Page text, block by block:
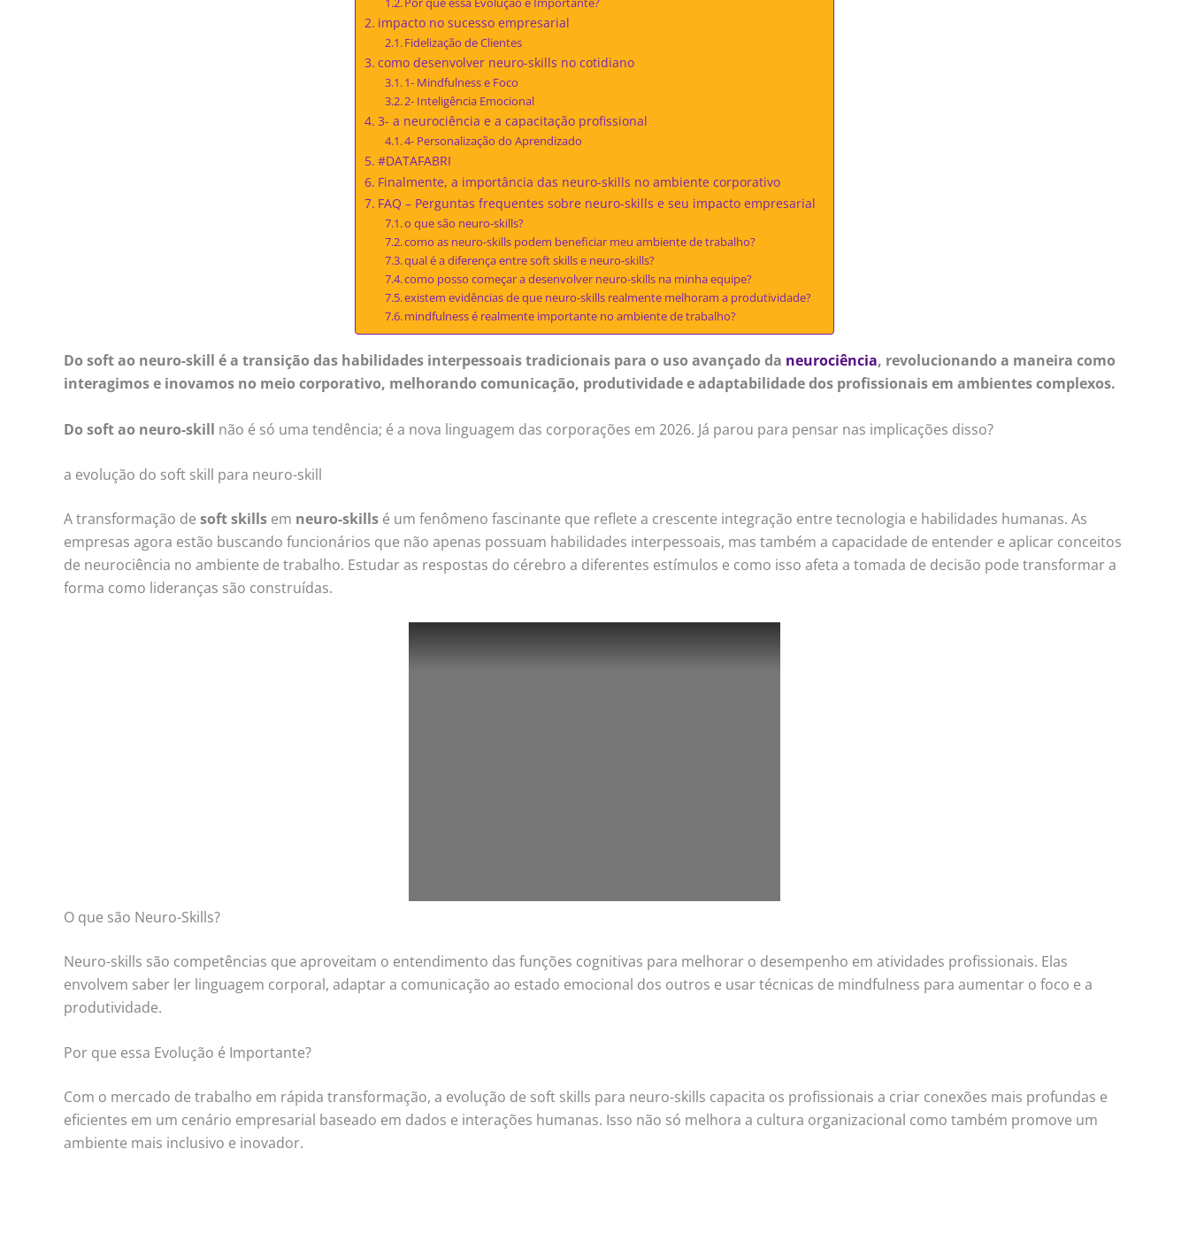
impacto no sucesso empresarial
Fidelização de Clientes
como desenvolver neuro-skills no cotidiano
1- Mindfulness e Foco
2- Inteligência Emocional
3- a neurociência e a capacitação profissional
4- Personalização do Aprendizado
#DATAFABRI
Finalmente, a importância das neuro-skills no ambiente corporativo
FAQ – Perguntas frequentes sobre neuro-skills e seu impacto empresarial
o que são neuro-skills?
como as neuro-skills podem beneficiar meu ambiente de trabalho?
qual é a diferença entre soft skills e neuro-skills?
como posso começar a desenvolver neuro-skills na minha equipe?
existem evidências de que neuro-skills realmente melhoram a produtividade?
mindfulness é realmente importante no ambiente de trabalho?
Do soft ao neuro-skill é a transição das habilidades interpessoais tradicionais para o uso avançado da neurociência, revolucionando a maneira como
interagimos e inovamos no meio corporativo, melhorando comunicação, produtividade e adaptabilidade dos profissionais em ambientes complexos.
Do soft ao neuro-skill não é só uma tendência; é a nova linguagem das corporações em 2026. Já parou para pensar nas implicações disso?
a evolução do soft skill para neuro-skill
A transformação de soft skills em neuro-skills é um fenômeno fascinante que reflete a crescente integração entre tecnologia e habilidades humanas. As
empresas agora estão buscando funcionários que não apenas possuam habilidades interpessoais, mas também a capacidade de entender e aplicar conceitos
de neurociência no ambiente de trabalho. Estudar as respostas do cérebro a diferentes estímulos e como isso afeta a tomada de decisão pode transformar a
forma como lideranças são construídas.
O que são Neuro-Skills?
Neuro-skills são competências que aproveitam o entendimento das funções cognitivas para melhorar o desempenho em atividades profissionais. Elas
envolvem saber ler linguagem corporal, adaptar a comunicação ao estado emocional dos outros e usar técnicas de mindfulness para aumentar o foco e a
produtividade.
Por que essa Evolução é Importante?
Com o mercado de trabalho em rápida transformação, a evolução de soft skills para neuro-skills capacita os profissionais a criar conexões mais profundas e
eficientes em um cenário empresarial baseado em dados e interações humanas. Isso não só melhora a cultura organizacional como também promove um
ambiente mais inclusivo e inovador.